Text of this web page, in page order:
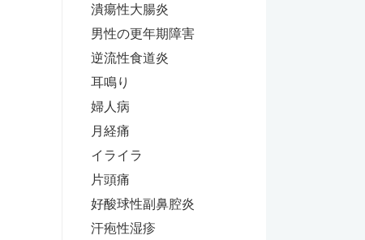
潰瘍性大腸炎
男性の更年期障害
逆流性食道炎
耳鳴り
婦人病
月経痛
イライラ
片頭痛
好酸球性副鼻腔炎
汗疱性湿疹